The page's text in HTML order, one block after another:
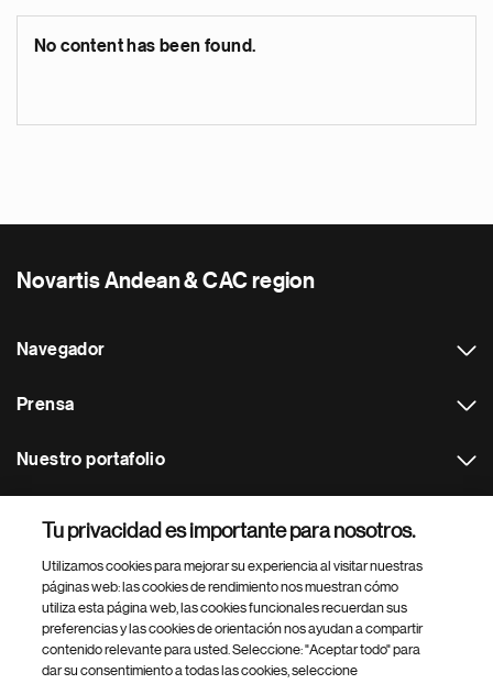
No content has been found.
Novartis Andean & CAC region
Navegador
Prensa
Nuestro portafolio
Footer Site Search
Tu privacidad es importante para nosotros.
Utilizamos cookies para mejorar su experiencia al visitar nuestras
páginas web: las cookies de rendimiento nos muestran cómo
utiliza esta página web, las cookies funcionales recuerdan sus
preferencias y las cookies de orientación nos ayudan a compartir
contenido relevante para usted. Seleccione: "Aceptar todo" para
dar su consentimiento a todas las cookies, seleccione